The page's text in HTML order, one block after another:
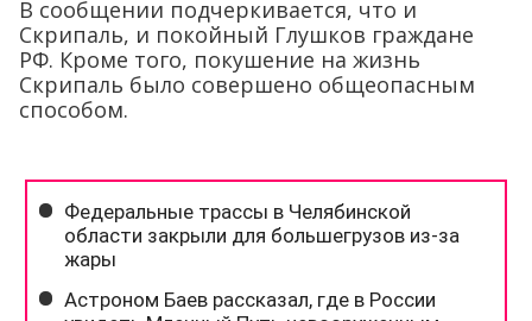
В сообщении подчеркивается, что и
Скрипаль, и покойный Глушков граждане
РФ. Кроме того, покушение на жизнь
Скрипаль было совершено общеопасным
способом.